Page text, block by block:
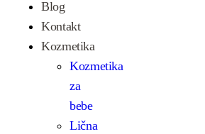
Blog
Kontakt
Kozmetika
Kozmetika
za
bebe
Lična